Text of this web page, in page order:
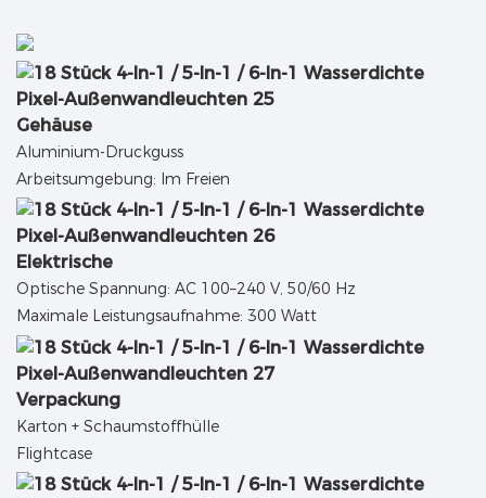
Gehäuse
Aluminium-Druckguss
Arbeitsumgebung: Im Freien
Elektrische
Optische Spannung: AC 100–240 V, 50/60 Hz
Maximale Leistungsaufnahme: 300 Watt
Verpackung
Karton + Schaumstoffhülle
Flightcase